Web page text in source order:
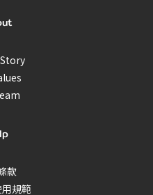
款
規範